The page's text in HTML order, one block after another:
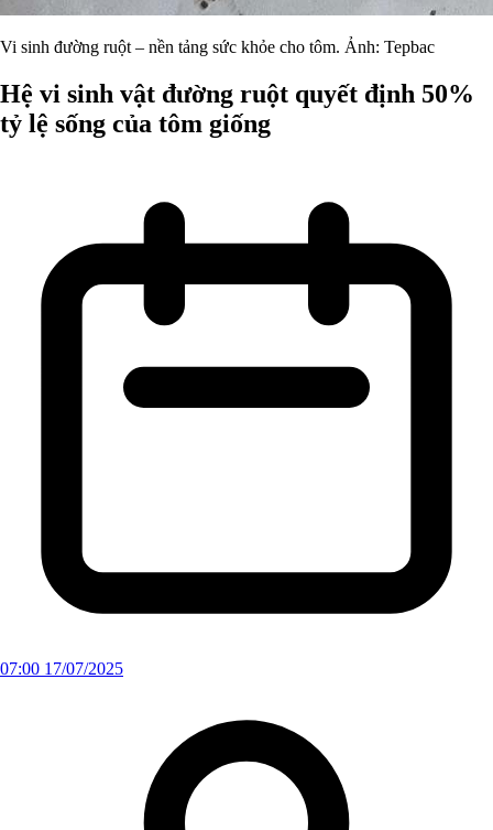
Vi sinh đường ruột – nền tảng sức khỏe cho tôm. Ảnh: Tepbac
Hệ vi sinh vật đường ruột quyết định 50%
tỷ lệ sống của tôm giống
07:00 17/07/2025